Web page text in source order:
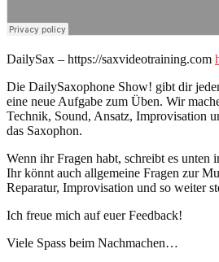
DailySax – https://saxvideotraining.com
Die DailySaxophone Show! gibt dir
eine neue Aufgabe zum Üben. Wir
Technik, Sound, Ansatz, Improvisation
das Saxophon.
Wenn ihr Fragen habt, schreibt es unten
Ihr könnt auch allgemeine Fragen zur
Reparatur, Improvisation und so weiter
Ich freue mich auf euer Feedback!
Viele Spass beim Nachmachen…